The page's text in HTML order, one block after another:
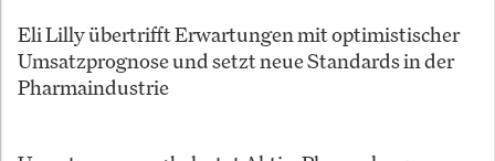
Eli Lilly übertrifft Erwartungen mit optimistischer
Umsatzprognose und setzt neue Standards in der
Pharmaindustrie